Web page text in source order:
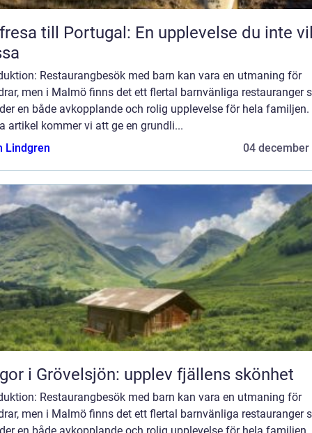
till Portugal: En upplevelse du inte
Restaurangbesök med barn kan vara en utmaning för
men i Malmö finns det ett flertal barnvänliga restauranger
en både avkopplande och rolig upplevelse för hela familjen.
artikel kommer vi att ge en grundli...
Lindgren
04 december
i Grövelsjön: upplev fjällens skönhet
Restaurangbesök med barn kan vara en utmaning för
men i Malmö finns det ett flertal barnvänliga restauranger